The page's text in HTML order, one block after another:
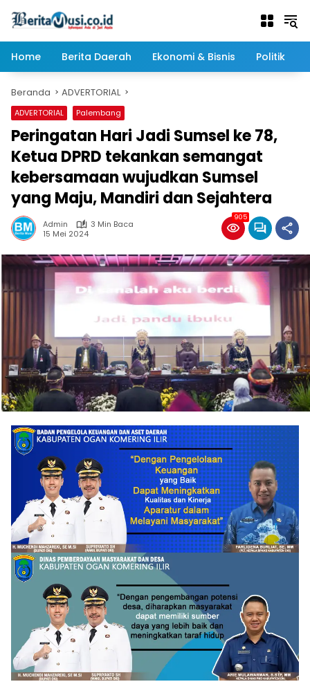
Home
Berita Daerah Ekonomi & Bisnis Politik
Beranda ADVERTORIAL
ADVERTORIAL Palembang
Peringatan Hari Jadi Sumsel ke 78,
Ketua DPRD tekankan semangat
kebersamaan wujudkan Sumsel
yang Maju, Mandiri dan Sejahtera
Admin
3 Min Baca
15 Mei 2024
905